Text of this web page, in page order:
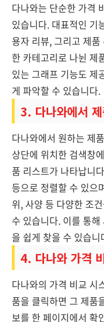
다나와는 단순한 가격
있습니다. 대표적인 기
용자 리뷰, 그리고 제
한 카테고리로 나뉜 제
있는 그래프 기능도 제
게 파악할 수 있습니다.
3. 다나와에서
다나와에서 원하는 제
상단에 위치한 검색창
품 리스트가 나타납니
등으로 정렬할 수 있으
위, 사양 등 다양한 조
수 있습니다. 이를 통
을 쉽게 찾을 수 있습니
4. 다나와 가격
다나와의 가격 비교 시
품을 클릭하면 그 제품
보를 한 페이지에서 확